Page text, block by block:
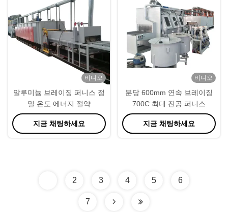
비디오
알루미늄 브레이징 퍼니스 정
밀 온도 에너지 절약
지금 채팅하세요
비디오
분당 600mm 연속 브레이징
700C 최대 진공 퍼니스
지금 채팅하세요
2 3 4 5 6
7